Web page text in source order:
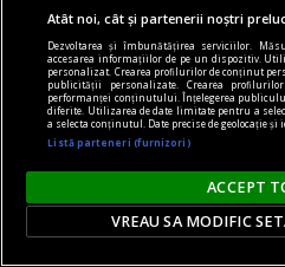
cititori
„Insula” care unește.
mic o comunitate de
mare sau de bugete
intenție clară, organizare
Atât noi, cât și partenerii noștri
Dezvoltarea și îmbunătățirea serviciilor.
accesarea informațiilor de pe un dispozitiv.
personalizat. Crearea profilurilor de conținut
publicității personalizate. Crearea
performanței conținutului. Înțelegerea
diferite. Utilizarea de date limitate pentru a
a selecta conținutul. Date precise de geolocație
Listă parteneri (furnizori)
ACCEPT
VREAU SA MODIFIC